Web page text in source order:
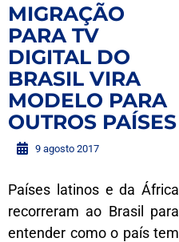
MIGRAÇÃO
PARA TV
DIGITAL DO
BRASIL VIRA
MODELO PARA
OUTROS PAÍSES
9 agosto 2017
Países latinos e da África
recorreram ao Brasil para
entender como o país tem